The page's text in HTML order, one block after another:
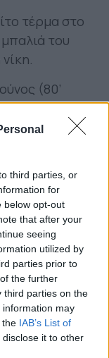
third parties, or
for
below opt-out
that after your
seeing
utilized by
parties prior to
the further
third parties on the
information may
the IAB’s List of
it to other
τέρμα στο
του
(80’
(68’